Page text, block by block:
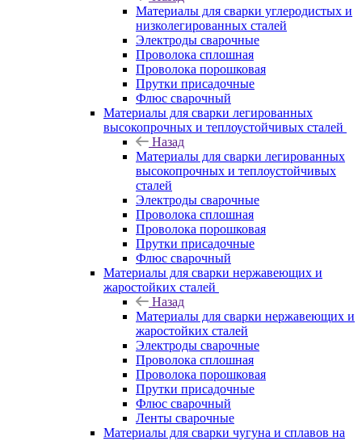
Материалы для сварки углеродистых и
низколегированных сталей
Электроды сварочные
Проволока сплошная
Проволока порошковая
Прутки присадочные
Флюс сварочный
Материалы для сварки легированных
высокопрочных и теплоустойчивых сталей
Назад
Материалы для сварки легированных
высокопрочных и теплоустойчивых
сталей
Электроды сварочные
Проволока сплошная
Проволока порошковая
Прутки присадочные
Флюс сварочный
Материалы для сварки нержавеющих и
жаростойких сталей
Назад
Материалы для сварки нержавеющих и
жаростойких сталей
Электроды сварочные
Проволока сплошная
Проволока порошковая
Прутки присадочные
Флюс сварочный
Ленты сварочные
Материалы для сварки чугуна и сплавов на